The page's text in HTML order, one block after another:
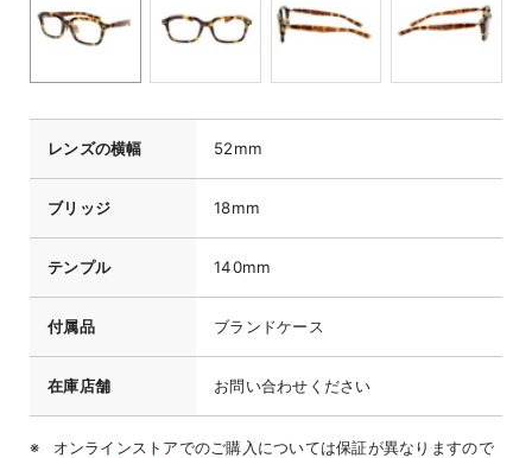
レンズの横幅 52mm
ブリッジ 18mm
テンプル 140mm
付属品 ブランドケース
在庫店舗 お問い合わせください
オンラインストアでのご購入については保証が異なりますので